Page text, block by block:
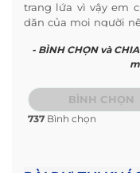
trang lứa vì vậy em
dặn của mọi người
em mất năm em 13
thấy tủi thân mặc
đôi vai gầy gần 60
lo cho em ăn học tới
nên đã phải nhét
- BÌNH CHỌN và
BÌNH CHỌN
737 Bình chọn